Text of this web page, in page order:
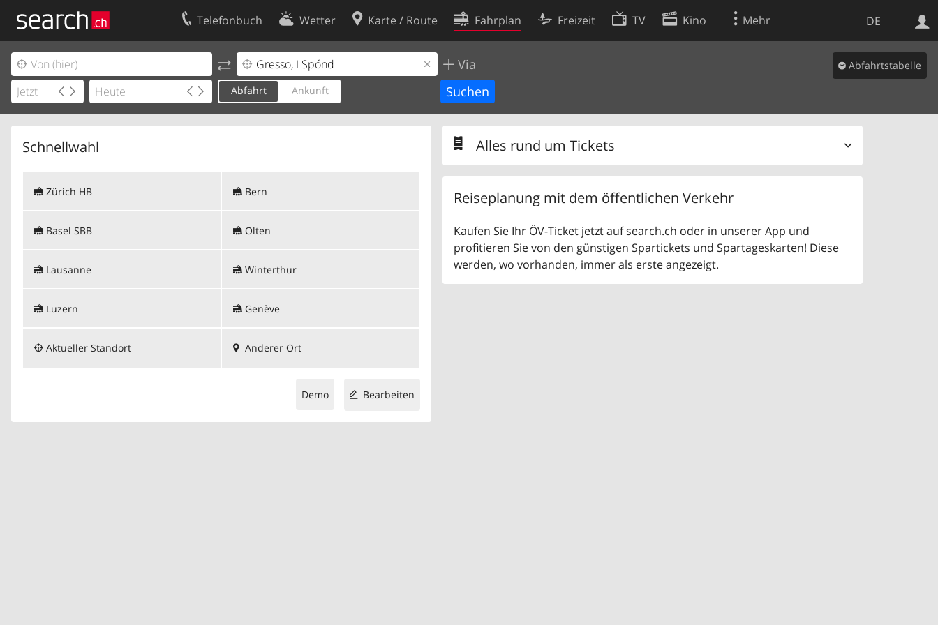
DE
Telefonbuch Wetter Karte / Route Fahrplan Freizeit TV Kino Mehr
Via
Abfahrt Ankunft
Abfahrtstabelle
Schnellwahl
Zürich HB
Basel SBB
Lausanne
Luzern
Bern
Olten
Winterthur
Genève
Aktueller Standort Anderer Ort
Bearbeiten
Demo
Alles rund um Tickets
Reiseplanung mit dem öffentlichen Verkehr
Kaufen Sie Ihr ÖV-Ticket jetzt auf search.ch oder in unserer App und
profitieren Sie von den günstigen Spartickets und Spartageskarten! Diese
werden, wo vorhanden, immer als erste angezeigt.
Ihr Eintrag
Kundencenter Geschäftskunden
Kontakt
Nutzungsbedingungen
Cookie-Einstellungen